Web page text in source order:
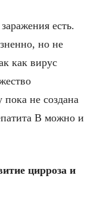
есть.
но не
как вирус
не создана
В можно и
цирроза и